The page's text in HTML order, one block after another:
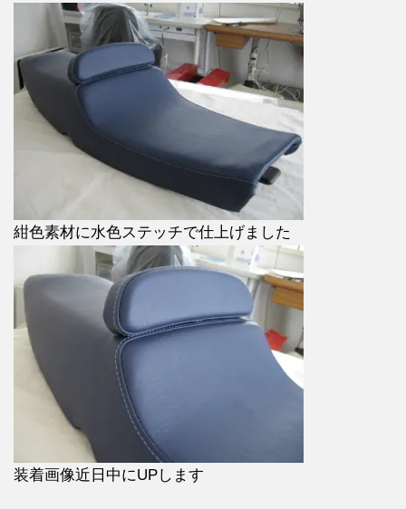
紺色素材に水色ステッチで仕上げました
装着画像近日中にUPします